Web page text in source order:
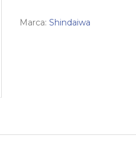
Marca: Shindaiwa